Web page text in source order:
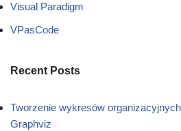
Visual Paradigm
VPasCode
Recent Posts
Tworzenie wykresów
Graphviz